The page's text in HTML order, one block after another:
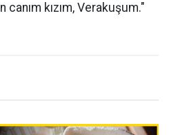
kızım, Verakuşum."